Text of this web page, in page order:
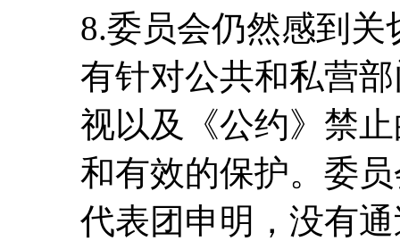
8.委员会仍然感到
有针对公共和私营
视以及《公约》禁
和有效的保护。委
代表团申明，没有